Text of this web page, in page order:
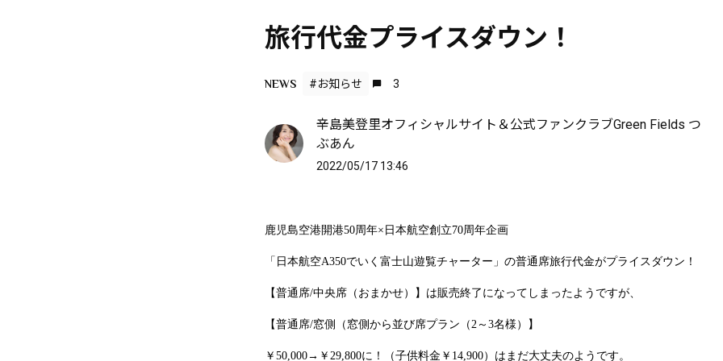
旅行代金プライスダウン！
NEWS #お知らせ 3
辛島美登里オフィシャルサイト＆公式ファンクラブGreen Fields つ
ぶあん
2022/05/17 13:46
鹿児島空港開港50周年×日本航空創立70周年企画
「日本航空A350でいく富士山遊覧チャーター」の普通席旅行代金がプライスダウン！
【普通席/中央席（おまかせ）】は販売終了になってしまったようですが、
【普通席/窓側（窓側から並び席プラン（2～3名様）】
￥50,000→￥29,800に！（子供料金￥14,900）はまだ大丈夫のようです。